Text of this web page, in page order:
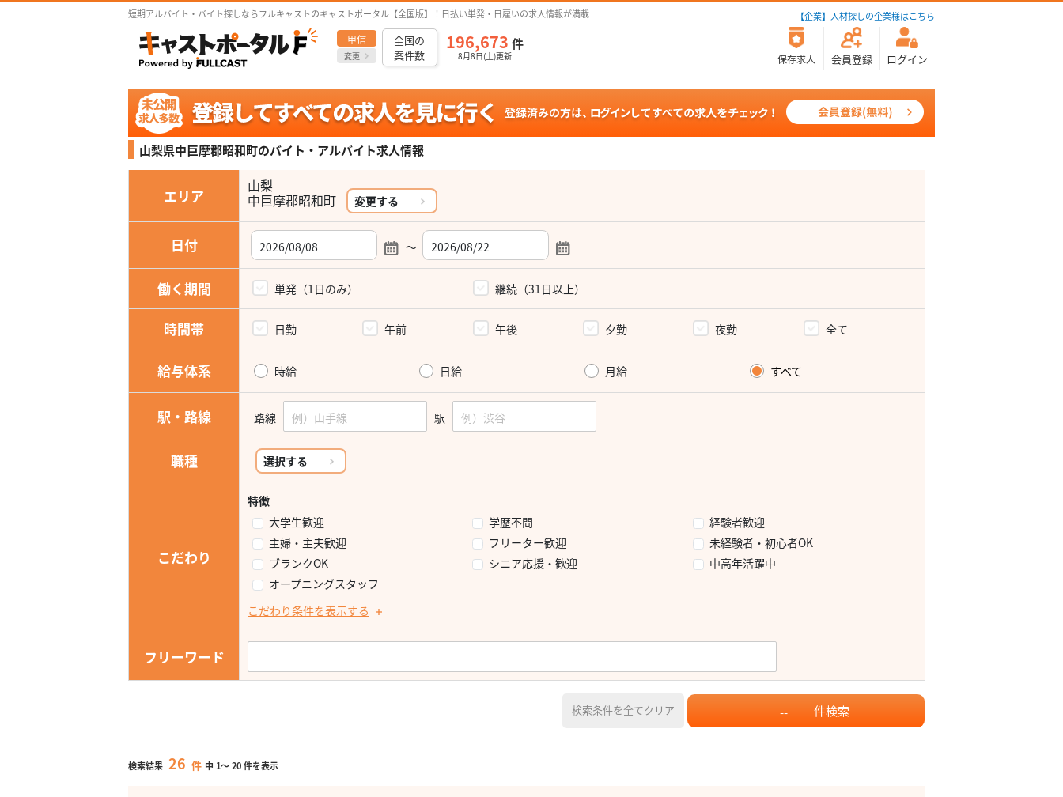
短期アルバイト・バイト探しならフルキャストのキャストポータル【全国版】！日払い単発・日雇いの求人情報が満載 【企業】人材探しの企業様はこちら
甲信
変更
全国の
案件数
196,673 件
8月8日(土)更新 保存求人 会員登録 ログイン
山梨県中巨摩郡昭和町のバイト・アルバイト求人情報
エリア
山梨
中巨摩郡昭和町 変更する
日付 ～
働く期間 単発（1日のみ） 継続（31日以上）
時間帯 日勤 午前 午後 夕勤 夜勤 全て
給与体系 時給 日給 月給 すべて
駅・路線 路線 駅
職種 選択する
こだわり
特徴
大学生歓迎
学歴不問
経験者歓迎
主婦・主夫歓迎
フリーター歓迎
未経験者・初心者OK
ブランクOK
シニア応援・歓迎
中高年活躍中
オープニングスタッフ
こだわり条件を表示する
フリーワード
検索条件を全てクリア -- 件検索
検索結果 26 件 中 1～20件を表示